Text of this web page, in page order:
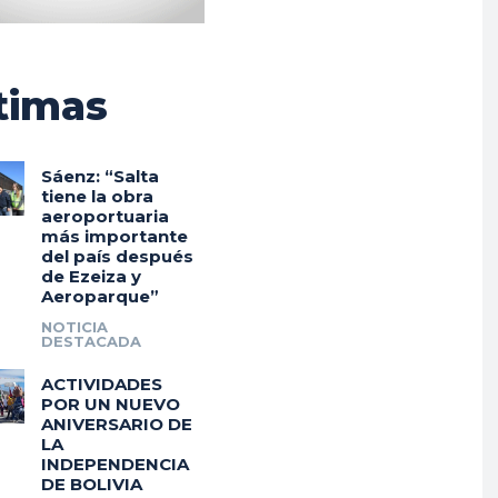
Sáenz: “Salta
tiene la obra
aeroportuaria
más importante
del país después
de Ezeiza y
Aeroparque”
NOTICIA
DESTACADA
ACTIVIDADES
POR UN NUEVO
ANIVERSARIO DE
LA
INDEPENDENCIA
DE BOLIVIA